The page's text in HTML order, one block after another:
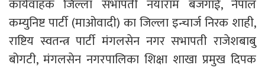
कार्यवाहक जिल्ला सभापती नयाँराम बजगाई, नेपाल
कम्युनिष्ट पार्टी (माओवादी) का जिल्ला इन्चार्ज निरक शाही,
राष्टिय स्वतन्त्र पार्टी मंगलसेन नगर सभापती राजेशबाबु
बोगटी, मंगलसेन नगरपालिका शिक्षा शाखा प्रमुख दिपक